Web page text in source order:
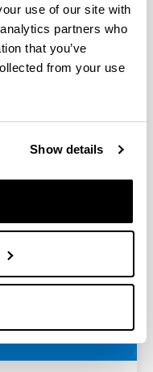
use of our site with
partners who
that you’ve
from your use
Show details